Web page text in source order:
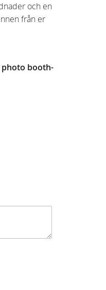
och en
från er
photo booth-